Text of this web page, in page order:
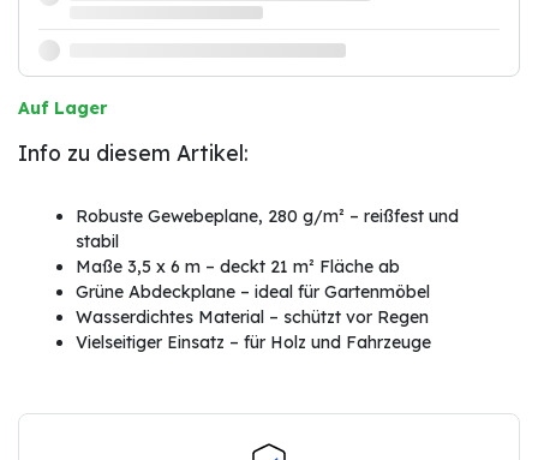
Auf Lager
Info zu diesem Artikel:
Robuste Gewebeplane, 280 g/m² – reißfest und
stabil
Maße 3,5 x 6 m – deckt 21 m² Fläche ab
Grüne Abdeckplane – ideal für Gartenmöbel
Wasserdichtes Material – schützt vor Regen
Vielseitiger Einsatz – für Holz und Fahrzeuge